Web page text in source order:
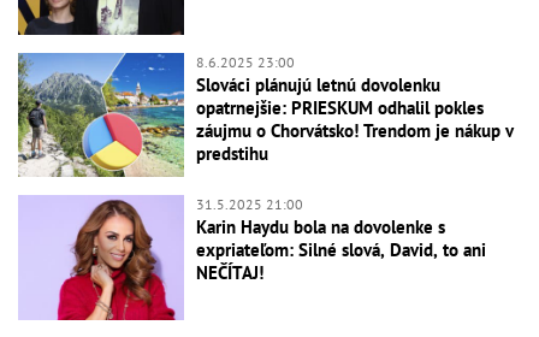
8.6.2025 23:00
Slováci plánujú letnú dovolenku
opatrnejšie: PRIESKUM odhalil pokles
záujmu o Chorvátsko! Trendom je nákup v
predstihu
31.5.2025 21:00
Karin Haydu bola na dovolenke s
expriateľom: Silné slová, David, to ani
NEČÍTAJ!